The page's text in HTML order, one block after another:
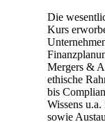
Die
Kurs
Mergers &
ethische
bis
Wissens
sowie